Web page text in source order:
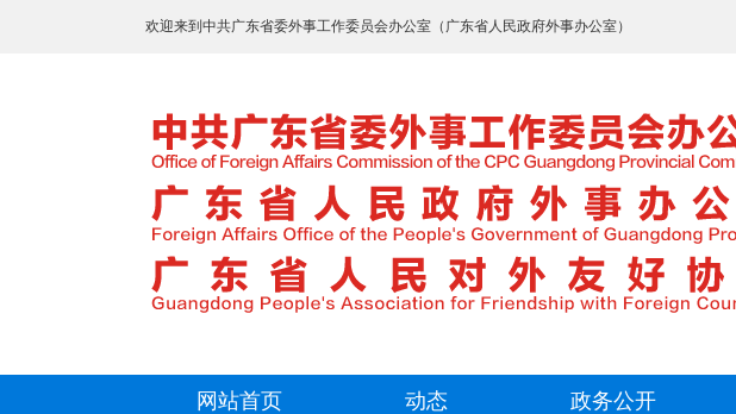
欢迎来到中共广东省委外事工作委员会办公室（广东省人民政府外事办公室）
网站首页 动态 政务公开